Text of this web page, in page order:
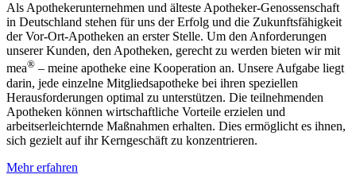
Als Apothekerunternehmen und älteste Apotheker-Genossenschaft
in Deutschland stehen für uns der Erfolg und die Zukunftsfähigkeit
der Vor-Ort-Apotheken an erster Stelle. Um den Anforderungen
unserer Kunden, den Apotheken, gerecht zu werden bieten wir mit
mea® – meine apotheke eine Kooperation an. Unsere Aufgabe liegt
darin, jede einzelne Mitgliedsapotheke bei ihren speziellen
Herausforderungen optimal zu unterstützen. Die teilnehmenden
Apotheken können wirtschaftliche Vorteile erzielen und
arbeitserleichternde Maßnahmen erhalten. Dies ermöglicht es ihnen,
sich gezielt auf ihr Kerngeschäft zu konzentrieren.
Mehr erfahren